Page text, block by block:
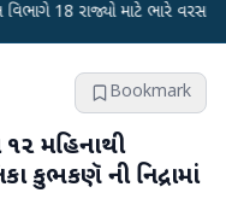
રાજ્યો માટે ભારે વરસાદની
Bookmark
મહિનાથી
કુભકણૅ ની નિદ્રામાં